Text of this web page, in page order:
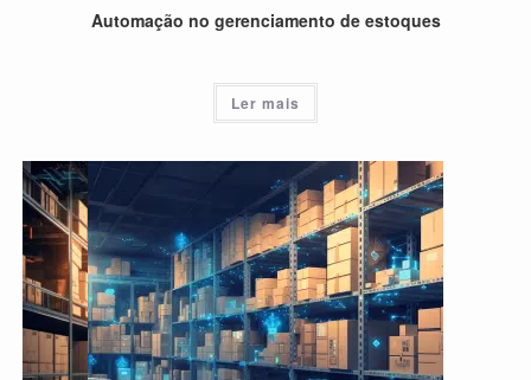
Automação no gerenciamento de estoques
Ler mais